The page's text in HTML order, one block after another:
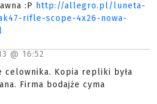
:P http://allegro.pl/luneta-
rifle-scope-4x26-nowa-
@ 16:52
celownika. Kopia repliki była
Firma bodajże cyma